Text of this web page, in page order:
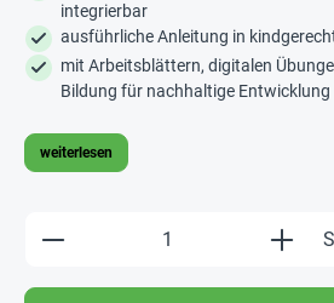
integrierbar
ausführliche Anleitung in
mit Arbeitsblättern, digitalen
Bildung für nachhaltige Entwicklung
weiterlesen
Produkt Anzahl: Gib den